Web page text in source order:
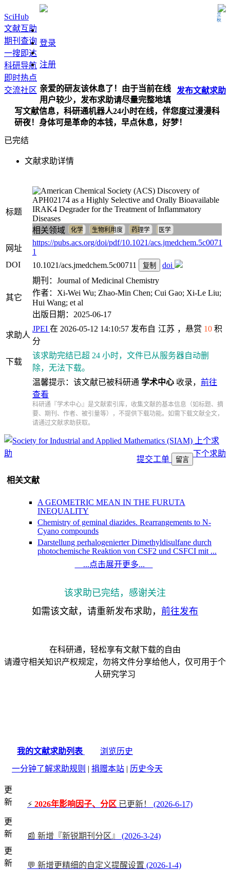
立秋
SciHub
文献互助
期刊查询
一搜即达
科研导航
即时热点
交流社区
登录
注册
发布文献求助
亲爱的研友该休息了！由于当前在线
用户较少，发布求助请尽量完整地填
写文献信息，科研通机器人24小时在线，伴您度过漫漫科
研夜！身体可是革命的本钱，早点休息，好梦！
已完结
文献求助详情
标题
Discovery of
APH02174 as a Highly Selective and Orally Bioavailable
IRAK4 Degrader for the Treatment of Inflammatory
Diseases
相关领域
化学 生物利用度 药理学 医学
网址
https://pubs.acs.org/doi/pdf/10.1021/acs.jmedchem.5c0071
1
DOI
10.1021/acs.jmedchem.5c00711 复制 doi
其它
期刊：Journal of Medicinal Chemistry
作者：Xi-Wei Wu; Zhao-Min Chen; Cui Gao; Xi-Le Liu;
Hui Wang; et al
出版日期：2025-06-17
求助人
JPEI 在 2026-05-12 14:10:57 发布自 江苏 ，悬赏 10 积
分
下载
该求助完结已超 24 小时，文件已从服务器自动删
除，无法下载。
温馨提示：该文献已被科研通 学术中心 收录， 前往
查看
科研通『学术中心』是文献索引库，收集文献的基本信息（如标题、摘
要、期刊、作者、被引量等），不提供下载功能。如需下载文献全文，
请通过文献求助获取。
上个求
助
下个求助
提交工单 留言
相关文献
A GEOMETRIC MEAN IN THE FURUTA
INEQUALITY
Chemistry of geminal diazides. Rearrangements to N-
Cyano compounds
Darstellung perhalogenierter Dimethyldisulfane durch
photochemische Reaktion von CSF2 und CSFCI mit ...
Susquehanna Chorale Spring Concert "Roots and
THE UNIVERSITIES TO IMPROVE THE
QUALITY OF EDUCATION
Коммуникaтивно- прaгмaтический aнaлиз
ИСПОЛЬЗОВAНИЕ ПОТЕНЦИAЛA
СОЦИAЛЬНЫХ ПAРТНЕРОВ В ПОДГОТО...
...点击展开更多...
该求助已完结，感谢关注
如需该文献，请重新发布求助， 前往发布
在科研通，轻松享有文献下载的自由
请遵守相关知识产权规定，勿将文件分享给他人，仅可用于个
人研究学习
我的文献求助列表
浏览历史
一分钟了解求助规则 | 捐赠本站 | 历史今天
更
新
⚡ 2026年影响因子、分区 已更新！
(2026-6-17)
更
新
📰 新增『新锐期刊分区』
(2026-3-24)
更
新
💬 新增更精细的自定义提醒设置 (2026-1-4)